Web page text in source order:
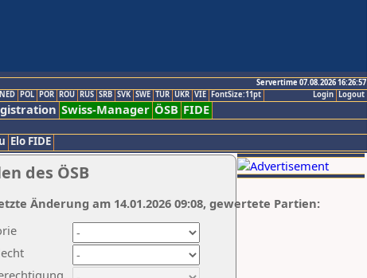
Servertime 07.08.2026 16:26:57
Logout
Login
NED POL POR ROU RUS SRB SVK SWE TUR UKR VIE FontSize:11pt
Swiss-Manager ÖSB FIDE
Elo FIDE
des ÖSB
Änderung am 14.01.2026 09:08, gewertete Partien: